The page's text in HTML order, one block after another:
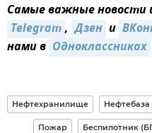
Самые важные новости
Telegram, Дзен и
нами в Одноклассниках
Нефтехранилище Нефтебаза
Пожар Беспилотник